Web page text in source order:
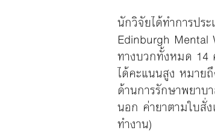
นักวิจัยได้ทำการปร
Edinburgh Mental
ทางบวกท้ังหมด 14
ได้คะแนนสูง หมาย
ด้านการรักษาพยาบ
นอก ค่ายาตามใบสั่
ทำงาน)